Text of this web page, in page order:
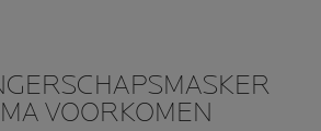
VOORKOMEN